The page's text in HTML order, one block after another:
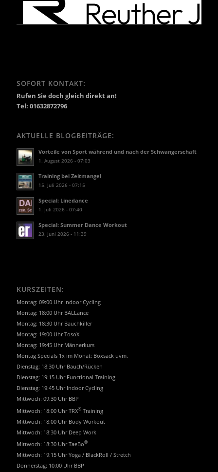
SOFORT KONTAKT:
Rufen Sie doch gleich direkt an!
Tel: 01632872796
AKTUELLE BLOGBEITRÄGE:
Vorteile von Sport während und nach der Schwangerschaft
1. August 2026 - 07:03
Training bei Zeitmangel
15. Juli 2026 - 07:15
Special: Linedance
1. Juli 2026 - 07:40
Special: Summer Dance Workout
23. Juni 2026 - 11:39
KURSZEITEN:
Montag: 09:00 Uhr Indoor Cycling
Montag: 18:00 Uhr BALLance
Montag: 18:30 Uhr Bauchkiller
Montag: 19:00 Uhr TosoX
Montag: 19:45 Uhr Männerkurs
Montag Specials 1x im Monat: Boxsack uvm.
Dienstag: 18:30 Uhr Bauch/Rücken
Dienstag: 19:15 Uhr Functional Training
Dienstag: 19:45 Uhr Indoor Cycling
Mittwoch: 09:30 Uhr BBP
Mittwoch: 18:00 Uhr TRX®Training
Mittwoch: 18:00 Uhr Body Workout
Mittwoch: 18:30 Uhr Deep Work
Mittwoch: 18:30 Uhr TaeBo®
Mittwoch: 19:15 Uhr Yoga / BlackRoll / Stretch
Donnerstag: 10:00 Uhr BBP